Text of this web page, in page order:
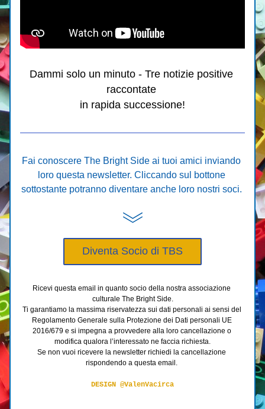
Dammi solo un minuto - Tre notizie positive
raccontate
in rapida successione!
Fai conoscere The Bright Side ai tuoi amici inviando
loro questa newsletter. Cliccando sul bottone
sottostante potranno diventare anche loro nostri soci.
Diventa Socio di TBS
Ricevi questa email in quanto socio della nostra associazione
culturale The Bright Side.
Ti garantiamo la massima riservatezza sui dati personali ai sensi del
Regolamento Generale sulla Protezione dei Dati personali UE
2016/679 e si impegna a provvedere alla loro cancellazione o
modifica qualora l’interessato ne faccia richiesta.
Se non vuoi ricevere la newsletter richiedi la cancellazione
rispondendo a questa email.
DESIGN @ValenVacirca